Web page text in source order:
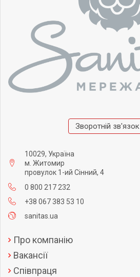
Зворотній зв'язок
10029, Україна
м. Житомир
провулок 1-ий Сінний, 4
0 800 217 232
+38 067 383 53 10
sanitas.ua
Про компанію
Вакансії
Співпраця